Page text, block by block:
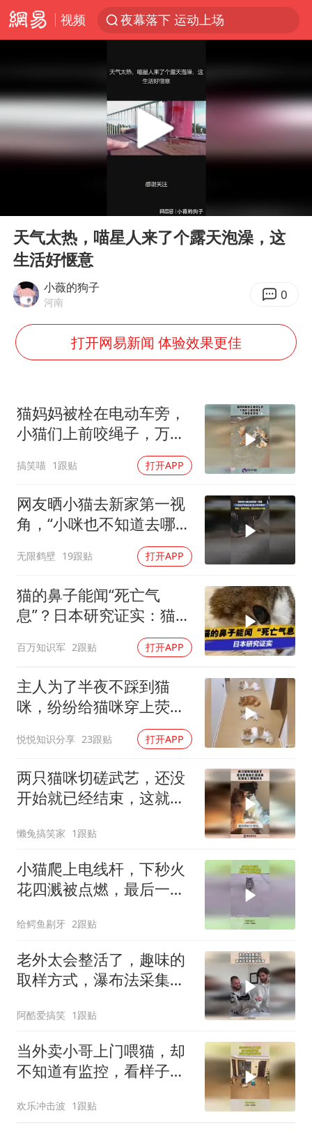
视频
夜幕落下 运动上场
美国将对多晶硅衍生品加征15%关税
陕西省委书记赶赴柞水县杏坪镇
泰国校园枪击案死亡人数升至7人
女孩摆摊卖菌子时收到北大通知书
男子杀人后逃进深山21年活得像野人
“中国蔬菜之乡”最高温达41.8℃
985博士后被曝在妻子孕期出轨后续
如何把百年大党建设得更加坚强有力？
Play
天气太热，喵星人来了个露天泡澡，这
生活好惬意
小薇的狗子
河南 0
打开网易新闻 体验效果更佳
猫妈妈被栓在电动车旁，
小猫们上前咬绳子，万物
搞笑喵 1跟贴 打开APP
网友晒小猫去新家第一视
角，“小咪也不知道去哪
无限鹤壁 19跟贴 打开APP
猫的鼻子能闻“死亡气
息”？日本研究证实：猫咪
真的能预感主人离世
百万知识军 2跟贴 打开APP
主人为了半夜不踩到猫
咪，纷纷给猫咪穿上荧光
衣服那一刻，笑死了
悦悦知识分享 23跟贴 打开APP
两只猫咪切磋武艺，还没
开始就已经结束，这就是
懒兔搞笑家 1跟贴
小猫爬上电线杆，下秒火
花四溅被点燃，最后一幕
给鳄鱼剔牙 2跟贴
老外太会整活了，趣味的
取样方式，瀑布法采集猫
阿酷爱搞笑 1跟贴
当外卖小哥上门喂猫，却
不知道有监控，看样子是
欢乐冲击波 1跟贴